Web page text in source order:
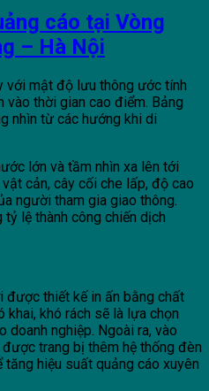
cáo tại Vòng
– Hà Nội
với mật độ lưu thông ước tính
vào thời gian cao điểm. Bảng
nhìn từ các hướng khi di
lớn và tầm nhìn xa lên tới
cản, cây cối che lấp, độ cao
người tham gia giao thông.
lệ thành công chiến dịch
được thiết kế in ấn bằng chất
khai, khó rách sẽ là lựa chọn
doanh nghiệp. Ngoài ra, vào
trang bị thêm hệ thống đèn
hiệu suất quảng cáo xuyên